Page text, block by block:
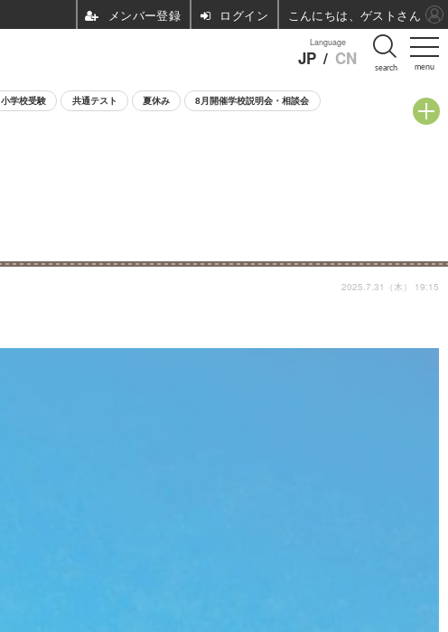
menu
Language
JP / CN search
小学校受験 共通テスト 夏休み 8月開催学校説明会・相談会
2025.7.31（木） 19:15
ログイン こんにちは、ゲストさん